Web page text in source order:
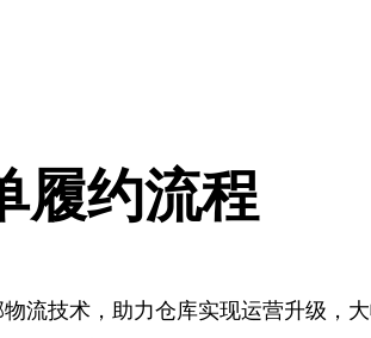
履约流程
流技术，助力仓库实现运营升级，